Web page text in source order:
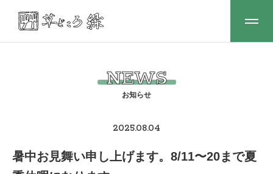
NEWS
2025.08.04
暑中お見舞い申し上げます。8/11〜20まで夏